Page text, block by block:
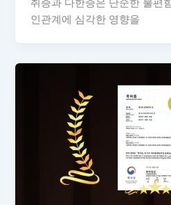
취증과 다한증은 단순한 불편
인관계에 심각한 영향을